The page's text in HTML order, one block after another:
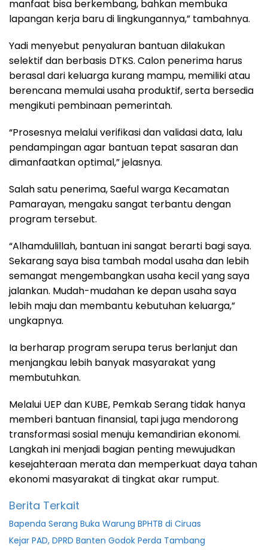
manfaat bisa berkembang, bahkan membuka
lapangan kerja baru di lingkungannya,” tambahnya.
Yadi menyebut penyaluran bantuan dilakukan
selektif dan berbasis DTKS. Calon penerima harus
berasal dari keluarga kurang mampu, memiliki atau
berencana memulai usaha produktif, serta bersedia
mengikuti pembinaan pemerintah.
“Prosesnya melalui verifikasi dan validasi data, lalu
pendampingan agar bantuan tepat sasaran dan
dimanfaatkan optimal,” jelasnya.
Salah satu penerima, Saeful warga Kecamatan
Pamarayan, mengaku sangat terbantu dengan
program tersebut.
“Alhamdulillah, bantuan ini sangat berarti bagi saya.
Sekarang saya bisa tambah modal usaha dan lebih
semangat mengembangkan usaha kecil yang saya
jalankan. Mudah-mudahan ke depan usaha saya
lebih maju dan membantu kebutuhan keluarga,”
ungkapnya.
Ia berharap program serupa terus berlanjut dan
menjangkau lebih banyak masyarakat yang
membutuhkan.
Melalui UEP dan KUBE, Pemkab Serang tidak hanya
memberi bantuan finansial, tapi juga mendorong
transformasi sosial menuju kemandirian ekonomi.
Langkah ini menjadi bagian penting mewujudkan
kesejahteraan merata dan memperkuat daya tahan
ekonomi masyarakat di tingkat akar rumput.
Berita Terkait
Bapenda Serang Buka Warung BPHTB di Ciruas
Kejar PAD, DPRD Banten Godok Perda Tambang